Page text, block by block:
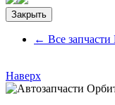
Закрыть
← Все запчасти
Наверх